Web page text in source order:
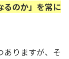
るのか」を常に
ありますが、そ